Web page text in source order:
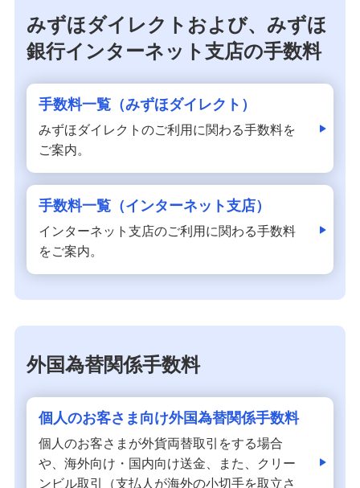
みずほダイレクトおよび、みずほ
銀行インターネット支店の手数料
手数料一覧（みずほダイレクト）
みずほダイレクトのご利用に関わる手数料を
ご案内。
手数料一覧（インターネット支店）
インターネット支店のご利用に関わる手数料
をご案内。
外国為替関係手数料
個人のお客さま向け外国為替関係手数料
個人のお客さまが外貨両替取引をする場合
や、海外向け・国内向け送金、また、クリー
ンビル取引（支払人が海外の小切手を取立さ